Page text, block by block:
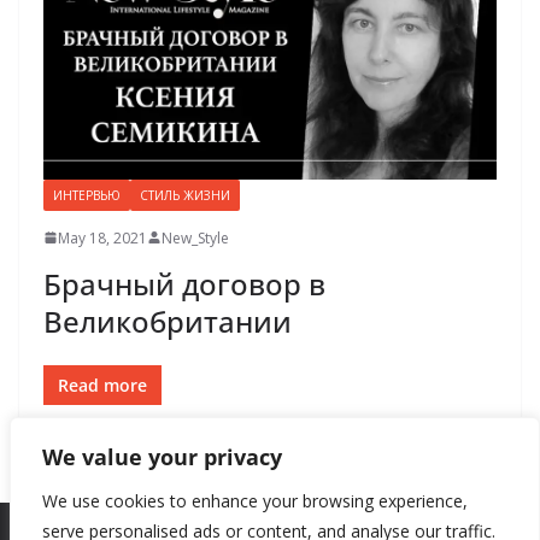
We value your privacy
We use cookies to enhance your browsing experience,
serve personalised ads or content, and analyse our traffic.
ИНТЕРВЬЮ СТИЛЬ ЖИЗНИ
May 18, 2021 New_Style
Брачный договор в
Великобритании
Read more